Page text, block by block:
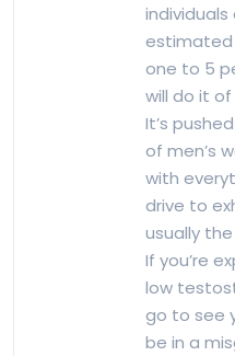
individuals
one to 5
will do it
It’s
of men’s
with
drive to
usually
If you’re
low
go to see
be in a